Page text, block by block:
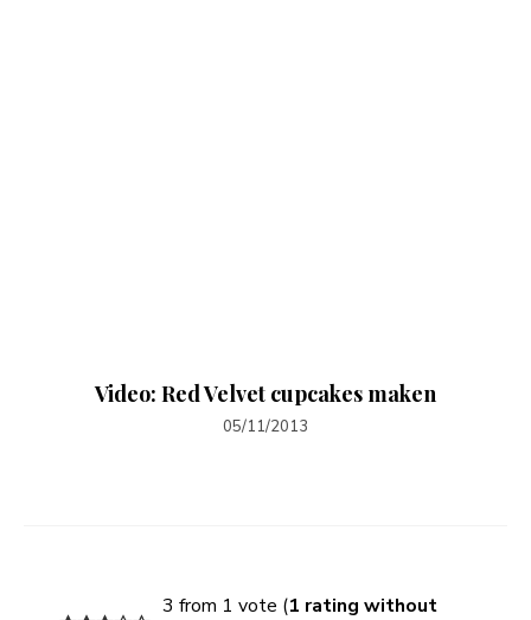
Video: Red Velvet cupcakes maken
05/11/2013
3 from 1 vote (1 rating without